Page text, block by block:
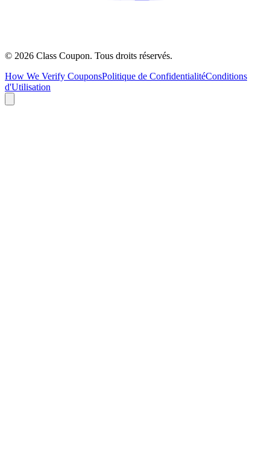
© 2026 Class Coupon. Tous droits réservés.
How We Verify CouponsPolitique de ConfidentialitéConditions
d'Utilisation